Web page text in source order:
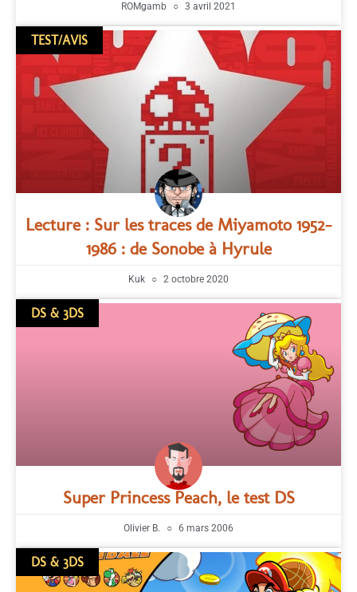
ROMgamb 3 avril 2021
TEST/AVIS
Lecture : Sur les traces de Miyamoto 1952-
1986 : de Sonobe à Hyrule
Kuk 2 octobre 2020
DS & 3DS
Super Princess Peach, le test DS
Olivier B. 6 mars 2006
DS & 3DS